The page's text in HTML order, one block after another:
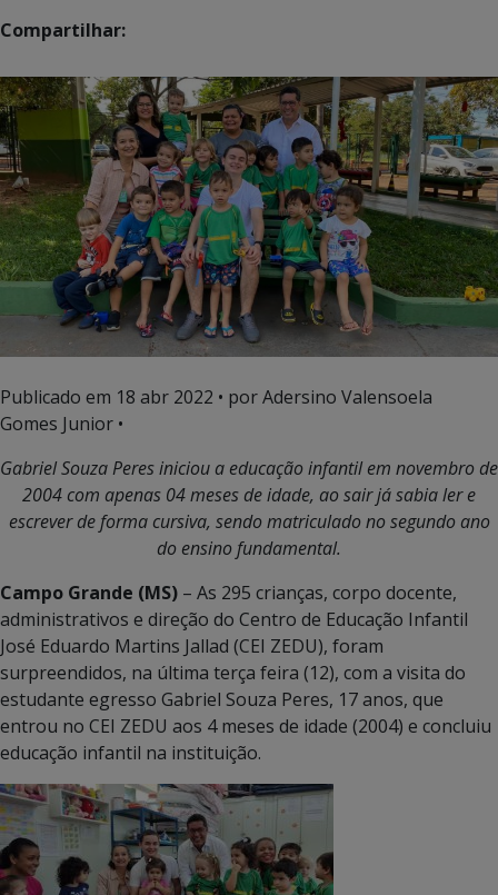
Compartilhar:
Publicado em 18 abr 2022 • por Adersino Valensoela
Gomes Junior •
Gabriel Souza Peres iniciou a educação infantil em novembro de
2004 com apenas 04 meses de idade, ao sair já sabia ler e
escrever de forma cursiva, sendo matriculado no segundo ano
do ensino fundamental.
Campo Grande (MS) – As 295 crianças, corpo docente,
administrativos e direção do Centro de Educação Infantil
José Eduardo Martins Jallad (CEI ZEDU), foram
surpreendidos, na última terça feira (12), com a visita do
estudante egresso Gabriel Souza Peres, 17 anos, que
entrou no CEI ZEDU aos 4 meses de idade (2004) e concluiu
educação infantil na instituição.